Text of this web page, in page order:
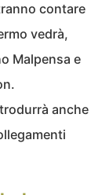
contare
vedrà,
Malpensa e
anche